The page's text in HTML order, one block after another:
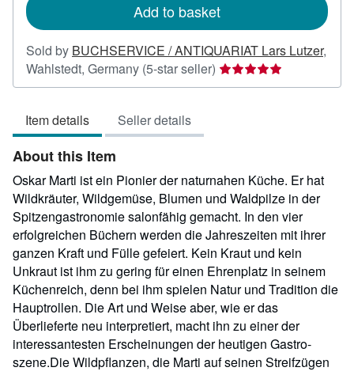
Add to basket
Sold by BUCHSERVICE / ANTIQUARIAT Lars Lutzer,
Wahlstedt, Germany (5-star seller) Seller
rating
stars
Item details Seller details
About this Item
Oskar Marti ist ein Pionier der naturnahen Küche. Er hat
Wildkräuter, Wildgemüse, Blumen und Waldpilze in der
Spitzengastronomie salonfähig gemacht. In den vier
erfolgreichen Büchern werden die Jahreszeiten mit ihrer
ganzen Kraft und Fülle gefeiert. Kein Kraut und kein
Unkraut ist ihm zu gering für einen Ehrenplatz in seinem
Küchenreich, denn bei ihm spielen Natur und Tradition die
Hauptrollen. Die Art und Weise aber, wie er das
Überlieferte neu interpretiert, macht ihn zu einer der
interessantesten Erscheinungen der heutigen Gastro-
szene.Die Wildpflanzen, die Marti auf seinen Streifzügen